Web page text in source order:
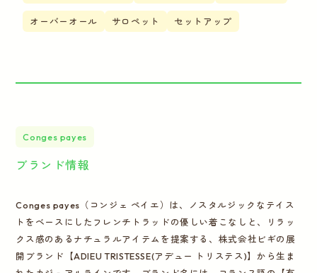
オーバーオール サロペット セットアップ
Conges payes
ブランド情報
Conges payes（コンジェ ペイエ）は、ノスタルジックなテイス
トをベースにしたフレンチトラッドの優しい着こなしと、リラッ
クス感のあるナチュラルアイテムを提案する、株式会社ビギの展
開ブランド【ADIEU TRISTESSE(アデュー トリステス)】から生ま